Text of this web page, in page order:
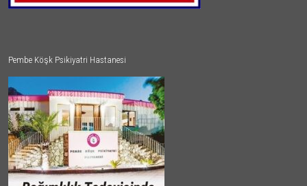
Pembe Köşk Psikiyatri Hastanesi